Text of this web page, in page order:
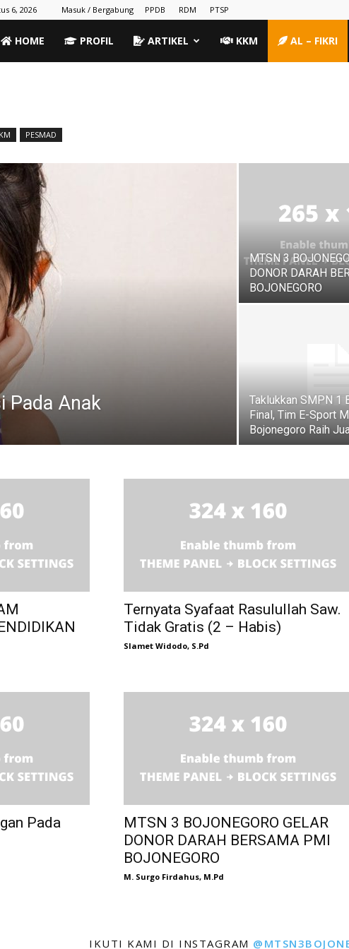
6, 2026 Masuk / Bergabung PPDB RDM PTSP
HOME PROFIL ARTIKEL KKM AL – FIKRI
PESMAD
Pada Anak
MTSN 3
DONOR DARAH
BOJONEGORO
Taklukkan SMPN 1
Final, Tim E-Sport
Bojonegoro Raih
Ternyata Syafaat Rasulullah Saw.
Tidak Gratis (2 – Habis)
Slamet Widodo, S.Pd
Pada
MTSN 3 BOJONEGORO GELAR
DONOR DARAH BERSAMA PMI
BOJONEGORO
M. Surgo Firdahus, M.Pd
IKUTI KAMI DI INSTAGRAM